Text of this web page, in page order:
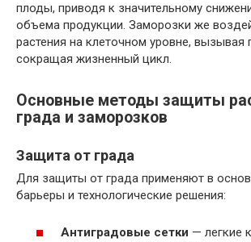
плоды, приводя к значительному
объема продукции. Заморозки же
растения на клеточном уровне, вызывая
сокращая жизненный цикл.
Основные методы защиты
града и заморозков
Защита от града
Для защиты от града применяют в
барьеры и технологические решения:
Антиградовые сетки — легкие